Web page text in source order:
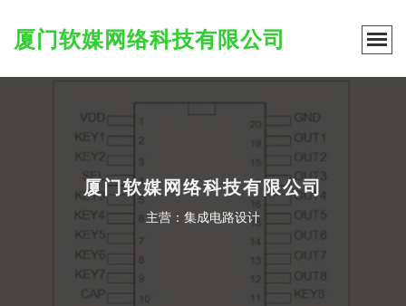
厦门软媒网络科技有限公司
厦门软媒网络科技有限公司
主营：集成电路设计